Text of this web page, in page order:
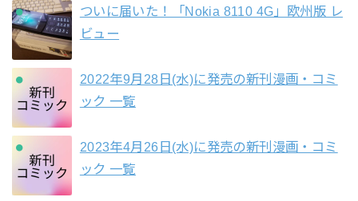
ついに届いた！「Nokia 8110 4G」欧州版 レ
ビュー
2022年9月28日(水)に発売の新刊漫画・コミ
ック 一覧
2023年4月26日(水)に発売の新刊漫画・コミ
ック 一覧